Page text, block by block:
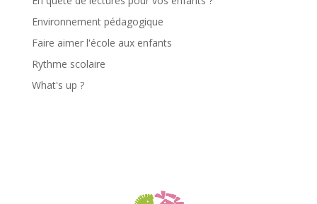
Environnement pédagogique
Faire aimer l'école aux enfants
Rythme scolaire
What's up ?